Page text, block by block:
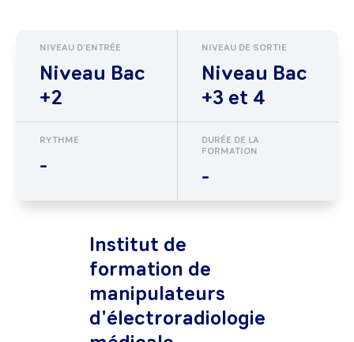
NIVEAU D'ENTRÉE
Niveau Bac
+2
NIVEAU DE SORTIE
Niveau Bac
+3 et 4
RYTHME
-
DURÉE DE LA
FORMATION
-
Institut de
formation de
manipulateurs
d'électroradiologie